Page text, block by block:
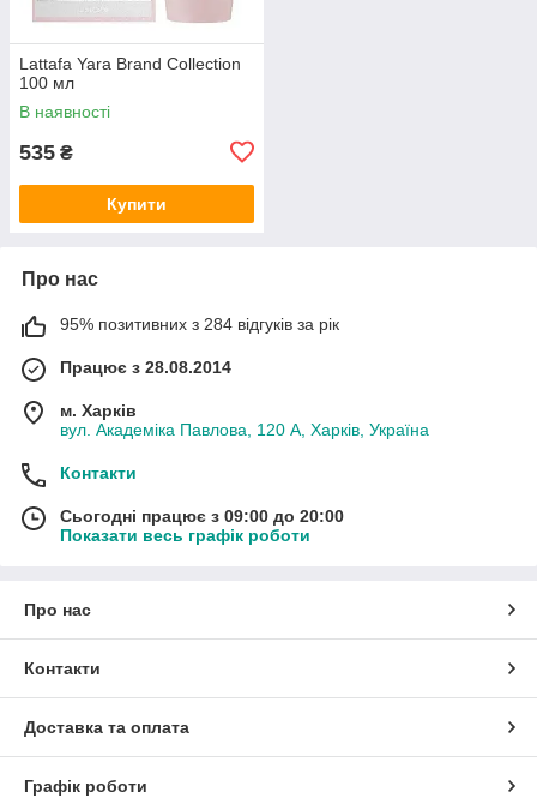
Lattafa Yara Brand Collection
100 мл
В наявності
535 ₴
Купити
Про нас
95% позитивних з 284 відгуків за рік
Працює з 28.08.2014
м. Харків
вул. Академіка Павлова, 120 А, Харків, Україна
Контакти
Сьогодні працює з 09:00 до 20:00
Показати весь графік роботи
Про нас
Контакти
Доставка та оплата
Графік роботи